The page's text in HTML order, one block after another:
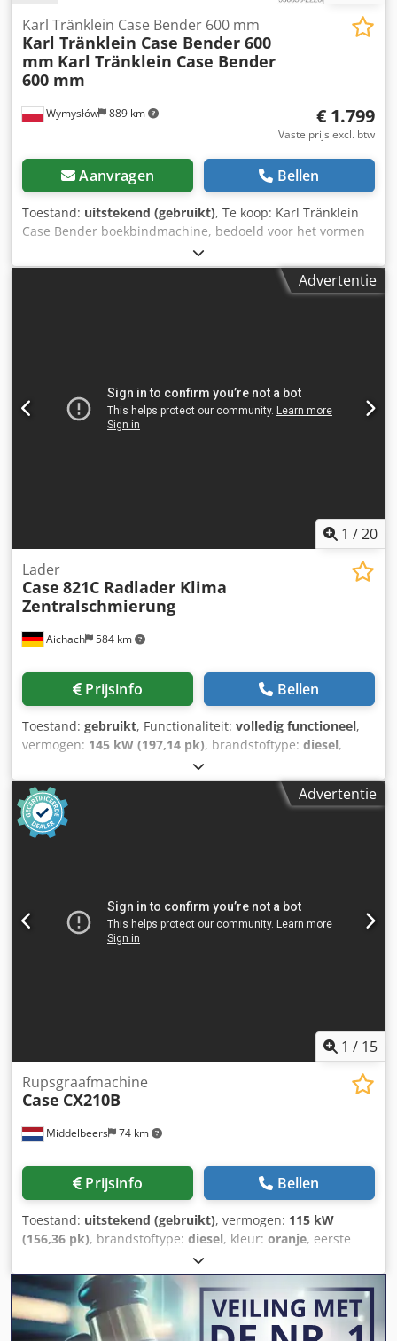
Wymysłów 889 km
Karl Tränklein Case Bender 600 mm
Karl Tränklein Case Bender 600
mm Karl Tränklein Case Bender
600 mm
€ 1.799
Vaste prijs excl. btw
Aanvragen Bellen
Toestand: uitstekend (gebruikt), Te koop: Karl Tränklein
Case Bender boekbindmachine, bedoeld voor het vormen
en buigen van ruggen van harde boekomslagen. Het
apparaat geeft omslagen de juiste radius, waardoor deze
perfect aansluiten op het boekblok. De machine is
Werkbreedte: ca. 600 mm Instelbare roldraad Stabiele
gietijzeren constructie Elektrische aandrijving Werktafel
Dksdpfxoziwnbj Adgsr Staat: gebruikt Toepassingen:
Advertentie
1 /20
Aichach 584 km
Lader
Case 821C Radlader Klima
Zentralschmierung
Prijsinfo Bellen
Toestand: gebruikt, Functionaliteit: volledig functioneel,
vermogen: 145 kW (197,14 pk), brandstoftype: diesel,
, bedrijfsklaar gewicht:
2000, bedrijfsturen:8.000 h, Uitrusting:airconditioning,
cabine, gecentraliseerd smeersysteem
, Case 821C
wiellader Bouwjaar 2000 8.000 uur 145 kW ca. 18.000 kg
Airconditioning Centrale smering Dksdpfxsy Uxt So Adgjr
Advertentie
1 / 15
Middelbeers 74 km
Rupsgraafmachine
Case CX210B
Prijsinfo Bellen
Toestand: uitstekend (gebruikt), vermogen: 115 kW
(156,36 pk), brandstoftype: diesel, kleur: oranje, eerste
, Bouwjaar:
h, Algemene informatie Bouwjaar: 2012 Serienummer:
DCH210R5NCEAH2500 Technische informatie Aantal
cilinders: 4 Leeggewicht: 22.600 kg Functioneel
Werkbreedte: 300 cm CE-markering: ja Staat Technische